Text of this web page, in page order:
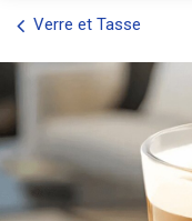
Verre et Tasse